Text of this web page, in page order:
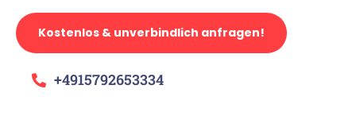
Kostenlos & unverbindlich anfragen!
+4915792653334